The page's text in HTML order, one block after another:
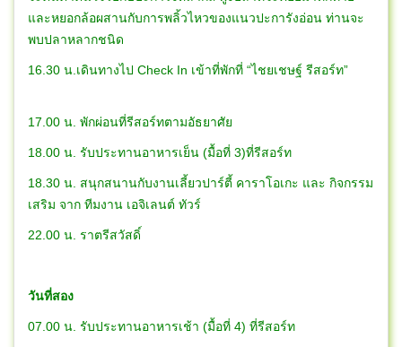
และหยอกล้อผสานกับการพลิ้วไหวของแนวปะการังอ่อน ท่านจะ
พบปลาหลากชนิด
16.30 น.เดินทางไป Check In เข้าที่พักที่ “ไชยเชษฐ์ รีสอร์ท”
17.00 น. พักผ่อนที่รีสอร์ทตามอัธยาศัย
18.00 น. รับประทานอาหารเย็น (มื้อที่ 3)ที่รีสอร์ท
18.30 น. สนุกสนานกับงานเลี้ยวปาร์ตี้ คาราโอเกะ และ กิจกรรม
เสริม จาก ทีมงาน เอจิเลนต์ ทัวร์
22.00 น. ราตรีสวัสดิ์
วันที่สอง
07.00 น. รับประทานอาหารเช้า (มื้อที่ 4) ที่รีสอร์ท